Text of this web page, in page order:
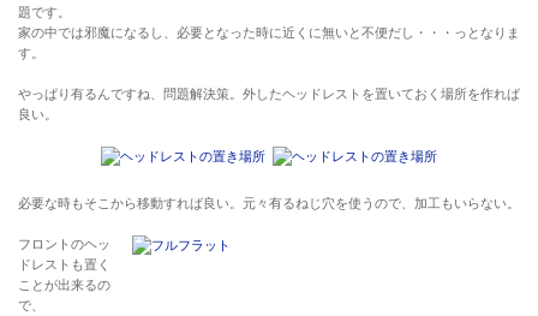
題です。
家の中では邪魔になるし、必要となった時に近くに無いと不便だし・・・っとなりま
す。
やっぱり有るんですね、問題解決策。外したヘッドレストを置いておく場所を作れば
良い。
必要な時もそこから移動すれば良い。元々有るねじ穴を使うので、加工もいらない。
フロントのヘッ
ドレストも置く
ことが出来るの
で、